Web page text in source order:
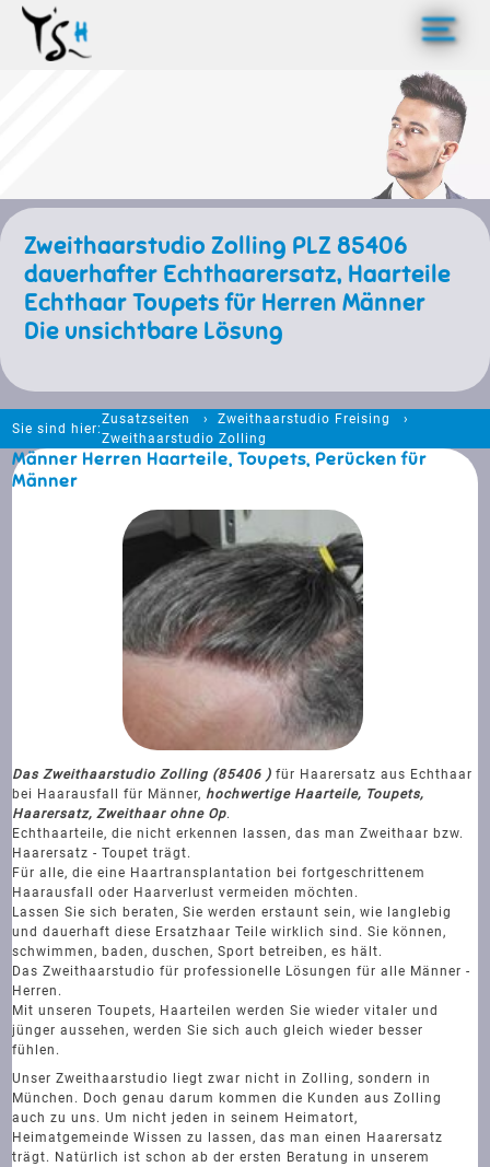
>
Zweithaarstudio Zolling PLZ 85406
dauerhafter Echthaarersatz, Haarteile
Echthaar Toupets für Herren Männer
Die unsichtbare Lösung
Sie sind hier:
Zusatzseiten
Zweithaarstudio Freising
Zweithaarstudio Zolling
Männer Herren Haarteile, Toupets, Perücken für
Männer
Das Zweithaarstudio Zolling (85406 ) für Haarersatz aus Echthaar
bei Haarausfall für Männer, hochwertige Haarteile, Toupets,
Haarersatz, Zweithaar ohne Op.
Echthaarteile, die nicht erkennen lassen, das man Zweithaar bzw.
Haarersatz - Toupet trägt.
Für alle, die eine Haartransplantation bei fortgeschrittenem
Haarausfall oder Haarverlust vermeiden möchten.
Lassen Sie sich beraten, Sie werden erstaunt sein, wie langlebig
und dauerhaft diese Ersatzhaar Teile wirklich sind. Sie können,
schwimmen, baden, duschen, Sport betreiben, es hält.
Das Zweithaarstudio für professionelle Lösungen für alle Männer -
Herren.
Mit unseren Toupets, Haarteilen werden Sie wieder vitaler und
jünger aussehen, werden Sie sich auch gleich wieder besser
fühlen.
Unser Zweithaarstudio liegt zwar nicht in Zolling, sondern in
München. Doch genau darum kommen die Kunden aus Zolling
auch zu uns. Um nicht jeden in seinem Heimatort,
Heimatgemeinde Wissen zu lassen, das man einen Haarersatz
trägt. Natürlich ist schon ab der ersten Beratung in unserem